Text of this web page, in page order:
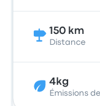
150 km
Distance
4kg
Émissions